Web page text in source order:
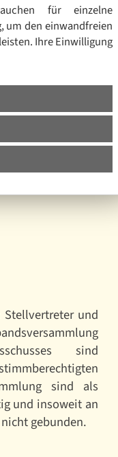
der
zum
Maßnahmen
der obersten
Stellvertreter und
sind
sind als
und insoweit an
gebunden.
für einzelne
um den einwandfreien
Ihre Einwilligung